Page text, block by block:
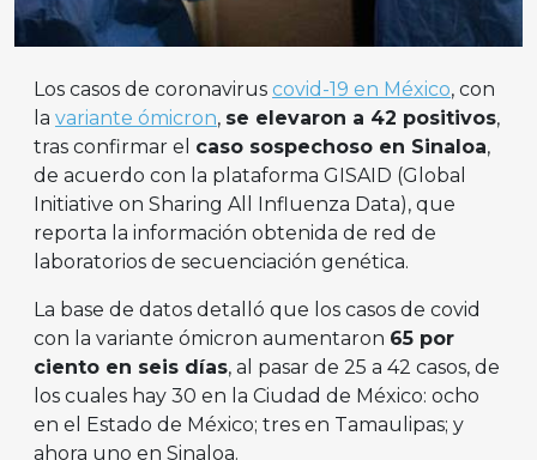
Los casos de coronavirus covid-19 en México, con
la variante ómicron, se elevaron a 42 positivos,
tras confirmar el caso sospechoso en Sinaloa,
de acuerdo con la plataforma GISAID (Global
Initiative on Sharing All Influenza Data), que
reporta la información obtenida de red de
laboratorios de secuenciación genética.
La base de datos detalló que los casos de covid
con la variante ómicron aumentaron 65 por
ciento en seis días, al pasar de 25 a 42 casos, de
los cuales hay 30 en la Ciudad de México: ocho
en el Estado de México; tres en Tamaulipas; y
ahora uno en Sinaloa.